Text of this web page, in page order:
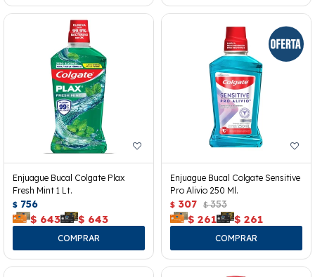
Enjuague Bucal Colgate Plax
Fresh Mint 1 Lt.
$ 756
$ 643 $ 643
Enjuague Bucal Colgate Sensitive
Pro Alivio 250 Ml.
$ 307 $ 353
$ 261 $ 261